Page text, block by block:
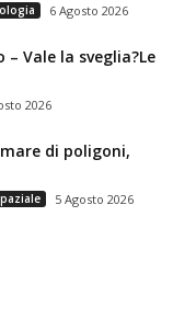
6 Agosto 2026
Vale la sveglia?Le
2026
di poligoni,
5 Agosto 2026